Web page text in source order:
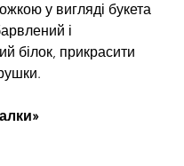
у вигляді букета
і
білок, прикрасити